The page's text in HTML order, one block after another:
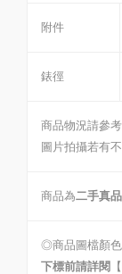
附件
錶徑
商品物況請參
圖片拍攝若有
商品為二手真品
◎商品圖檔顏色
下標前請詳閱